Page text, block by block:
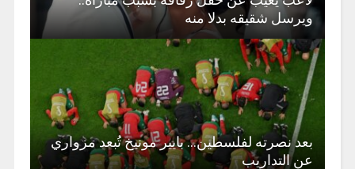
ويرسل شقيقه بدلا منه
بعد نصرته لفلسطين… بايير مونيخ تُبعد مزواري
عن التداريب